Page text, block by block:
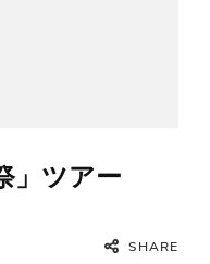
」ツアー
SHARE